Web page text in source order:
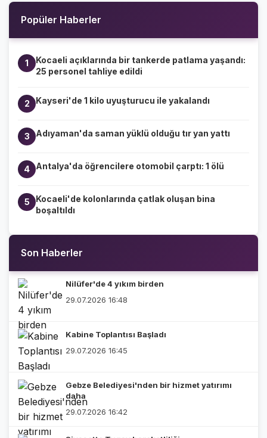
Popüler Haberler
1
Kocaeli açıklarında bir tankerde patlama yaşandı:
25 personel tahliye edildi
2 Kayseri'de 1 kilo uyuşturucu ile yakalandı
3 Adıyaman'da saman yüklü olduğu tır yan yattı
4 Antalya'da öğrencilere otomobil çarptı: 1 ölü
5
Kocaeli'de kolonlarında çatlak oluşan bina
boşaltıldı
Son Haberler
Nilüfer'de 4 yıkım birden
29.07.2026 16:48
Kabine Toplantısı Başladı
29.07.2026 16:45
Gebze Belediyesi'nden bir hizmet yatırımı
daha
29.07.2026 16:42